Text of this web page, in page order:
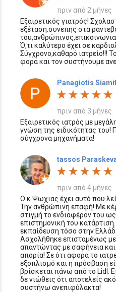
πριν από 2 μήνες
Εξαιρετικός γιατρός!
εξέταση.συνεπης στα
Ό,τι καλύτερο έχει σε
Σύγχρονο,καθαρό ιατρείο!!!
φορά και τον συστήνουμε
Panagiotis
πριν από 3 μήνες
Εξαιρετικός ιατρός με
γνώση της ειδικότητας
σύγχρονα μηχανήματα!
tassos
πριν από 4 μήνες
Ο κ Ψωχιας έχει αυτό που
Την ανθρώπινη επαφή! Με
στιγμή το ενδιαφέρον του
επιστημονική του
εκπαίδευση τόσο στην
Ασχολήθηκε επισταμένως
απαντώντας με σαφήνεια
απορία! Σε ότι αφορά το
εξοπλισμό και η πρόσβαση
βρίσκεται πάνω από το Lidl.
δε νιώθεις ότι αποτελείς
συστήνω ανεπιφύλακτα!